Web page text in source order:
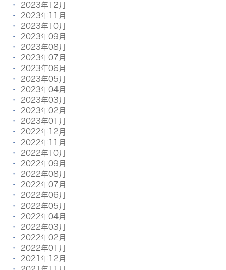
2023年12月
2023年11月
2023年10月
2023年09月
2023年08月
2023年07月
2023年06月
2023年05月
2023年04月
2023年03月
2023年02月
2023年01月
2022年12月
2022年11月
2022年10月
2022年09月
2022年08月
2022年07月
2022年06月
2022年05月
2022年04月
2022年03月
2022年02月
2022年01月
2021年12月